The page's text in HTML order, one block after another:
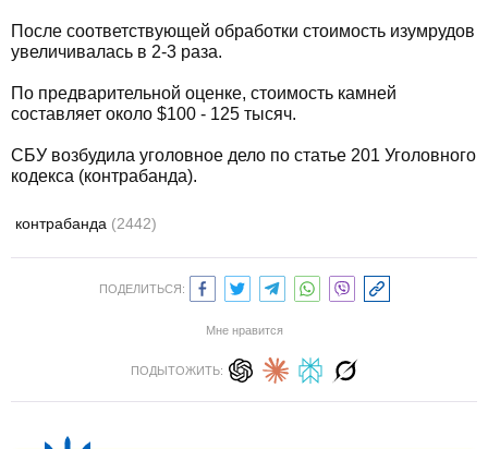
После соответствующей обработки стоимость изумрудов
увеличивалась в 2-3 раза.
По предварительной оценке, стоимость камней
составляет около $100 - 125 тысяч.
СБУ возбудила уголовное дело по статье 201 Уголовного
кодекса (контрабанда).
контрабанда (2442)
ПОДЕЛИТЬСЯ:
Мне нравится
ПОДЫТОЖИТЬ: